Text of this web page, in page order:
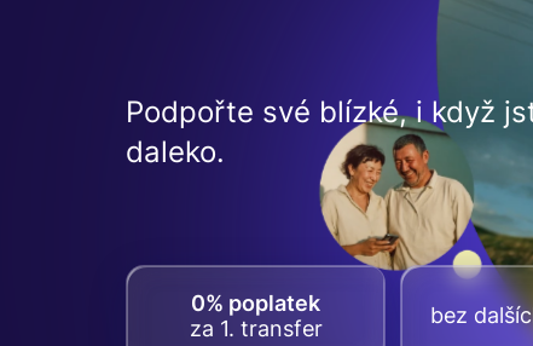
Podpořte své blízké, i když
daleko.
0% poplatek
za 1. transfer
bez